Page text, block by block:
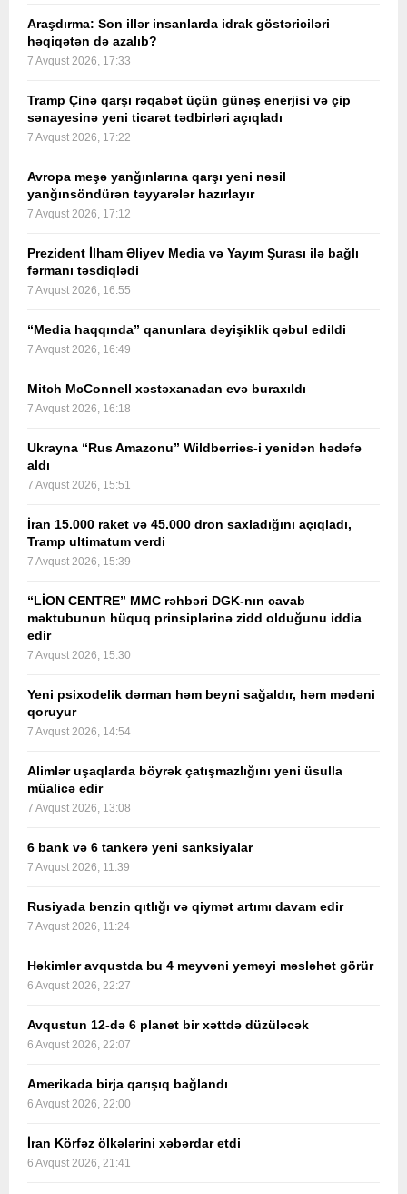
Araşdırma: Son illər insanlarda idrak göstəriciləri
həqiqətən də azalıb?
7 Avqust 2026, 17:33
Tramp Çinə qarşı rəqabət üçün günəş enerjisi və çip
sənayesinə yeni ticarət tədbirləri açıqladı
7 Avqust 2026, 17:22
Avropa meşə yanğınlarına qarşı yeni nəsil
yanğınsöndürən təyyarələr hazırlayır
7 Avqust 2026, 17:12
Prezident İlham Əliyev Media və Yayım Şurası ilə bağlı
fərmanı təsdiqlədi
7 Avqust 2026, 16:55
“Media haqqında” qanunlara dəyişiklik qəbul edildi
7 Avqust 2026, 16:49
Mitch McConnell xəstəxanadan evə buraxıldı
7 Avqust 2026, 16:18
Ukrayna “Rus Amazonu” Wildberries-i yenidən hədəfə
aldı
7 Avqust 2026, 15:51
İran 15.000 raket və 45.000 dron saxladığını açıqladı,
Tramp ultimatum verdi
7 Avqust 2026, 15:39
“LİON CENTRE” MMC rəhbəri DGK-nın cavab
məktubunun hüquq prinsiplərinə zidd olduğunu iddia
edir
7 Avqust 2026, 15:30
Yeni psixodelik dərman həm beyni sağaldır, həm mədəni
qoruyur
7 Avqust 2026, 14:54
Alimlər uşaqlarda böyrək çatışmazlığını yeni üsulla
müalicə edir
7 Avqust 2026, 13:08
6 bank və 6 tankerə yeni sanksiyalar
7 Avqust 2026, 11:39
Rusiyada benzin qıtlığı və qiymət artımı davam edir
7 Avqust 2026, 11:24
Həkimlər avqustda bu 4 meyvəni yeməyi məsləhət görür
6 Avqust 2026, 22:27
Avqustun 12-də 6 planet bir xəttdə düzüləcək
6 Avqust 2026, 22:07
Amerikada birja qarışıq bağlandı
6 Avqust 2026, 22:00
İran Körfəz ölkələrini xəbərdar etdi
6 Avqust 2026, 21:41